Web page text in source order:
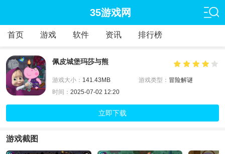
35游戏网
首页 游戏 软件 资讯 排行榜
佩皮城堡玛莎与熊
游戏大小： 141.43MB 游戏类型： 冒险解谜
时间： 2025-07-02 12:20
立即下载
游戏截图